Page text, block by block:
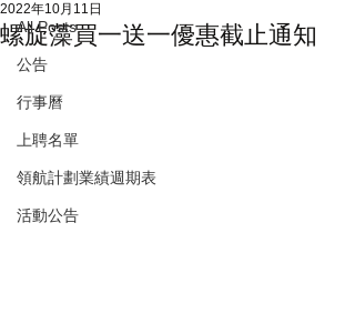
All Posts
公告
行事曆
上聘名單
領航計劃業績週期表
活動公告
螺旋藻買一送一優惠截止通知
2022年10月11日